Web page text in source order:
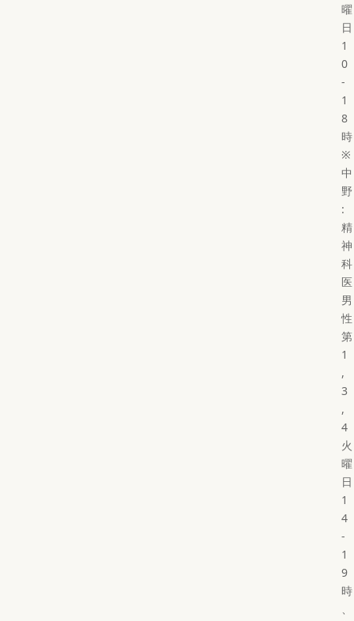
曜
日
1
0
-
1
8
時
※
中
野
:
精
神
科
医
男
性
第
1
,
3
,
4
火
曜
日
1
4
-
1
9
時
、